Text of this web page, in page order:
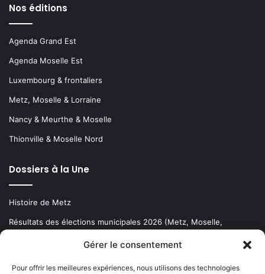
Gérer le consentement
Pour offrir les meilleures expériences, nous utilisons des technologies
Nos éditions
Agenda Grand Est
Agenda Moselle Est
Luxembourg & frontaliers
Metz, Moselle & Lorraine
Nancy & Meurthe & Moselle
Thionville & Moselle Nord
Dossiers à la Une
Histoire de Metz
Résultats des élections municipales 2026 (Metz, Moselle,